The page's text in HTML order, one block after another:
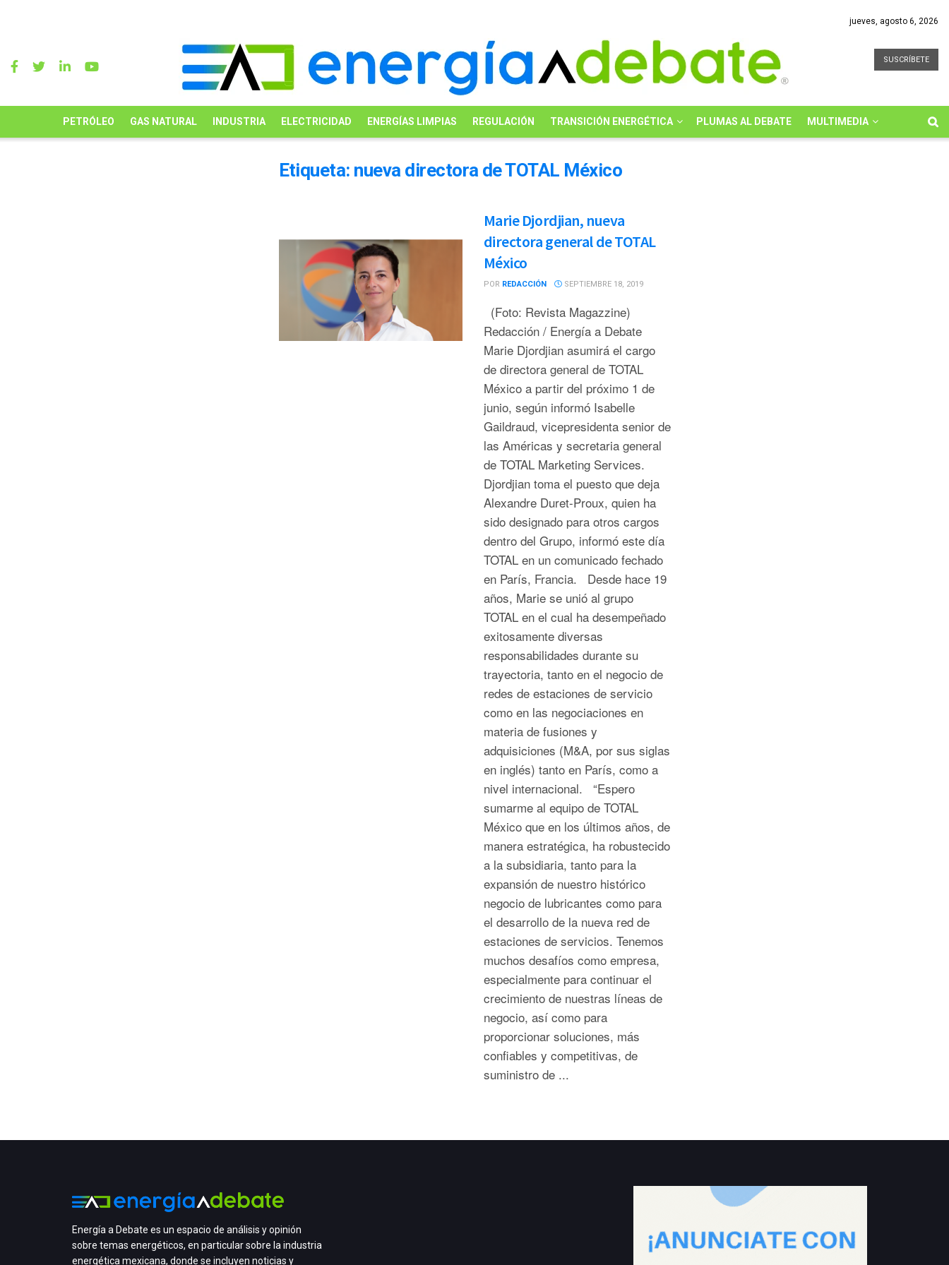
jueves, agosto 6, 2026
SUSCRÍBETE
PETRÓLEO GAS NATURAL INDUSTRIA ELECTRICIDAD ENERGÍAS LIMPIAS REGULACIÓN TRANSICIÓN ENERGÉTICA PLUMAS AL DEBATE MULTIMEDIA
Etiqueta: nueva directora de TOTAL México
Marie Djordjian, nueva
directora general de TOTAL
México
POR REDACCIÓN SEPTIEMBRE 18, 2019
(Foto: Revista Magazzine)
Redacción / Energía a Debate
Marie Djordjian asumirá el cargo
de directora general de TOTAL
México a partir del próximo 1 de
junio, según informó Isabelle
Gaildraud, vicepresidenta senior de
las Américas y secretaria general
de TOTAL Marketing Services.
Djordjian toma el puesto que deja
Alexandre Duret-Proux, quien ha
sido designado para otros cargos
dentro del Grupo, informó este día
TOTAL en un comunicado fechado
en París, Francia. Desde hace 19
años, Marie se unió al grupo
TOTAL en el cual ha desempeñado
exitosamente diversas
responsabilidades durante su
trayectoria, tanto en el negocio de
redes de estaciones de servicio
como en las negociaciones en
materia de fusiones y
adquisiciones (M&A, por sus siglas
en inglés) tanto en París, como a
nivel internacional. “Espero
sumarme al equipo de TOTAL
México que en los últimos años, de
manera estratégica, ha robustecido
a la subsidiaria, tanto para la
expansión de nuestro histórico
negocio de lubricantes como para
el desarrollo de la nueva red de
estaciones de servicios. Tenemos
muchos desafíos como empresa,
especialmente para continuar el
crecimiento de nuestras líneas de
negocio, así como para
proporcionar soluciones, más
confiables y competitivas, de
suministro de ...
Energía a Debate es un espacio de análisis y opinión
sobre temas energéticos, en particular sobre la industria
energética mexicana, donde se incluyen noticias y